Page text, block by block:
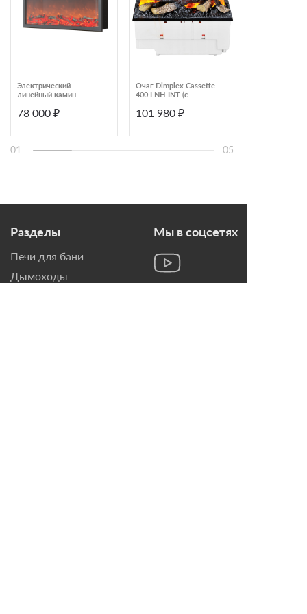
Электрический
линейный камин
1000X400
78 000 ₽
Очаг Dimplex Cassette
400 LNH-INT (с
101 980 ₽
01 05
Разделы
Печи для бани
Дымоходы
Мы в соцсетях